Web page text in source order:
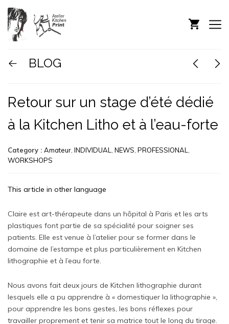
BLOG
Retour sur un stage d’été dédié
à la Kitchen Litho et à l’eau-forte
Category : Amateur, INDIVIDUAL, NEWS, PROFESSIONAL,
WORKSHOPS
This article in other language
Claire est art-thérapeute dans un hôpital à Paris et les arts
plastiques font partie de sa spécialité pour soigner ses
patients. Elle est venue à l’atelier pour se former dans le
domaine de l’estampe et plus particulièrement en Kitchen
lithographie et à l’eau forte.
Nous avons fait deux jours de Kitchen lithographie durant
lesquels elle a pu apprendre à « domestiquer la lithographie »,
pour apprendre les bons gestes, les bons réflexes pour
travailler proprement et tenir sa matrice tout le long du tirage.